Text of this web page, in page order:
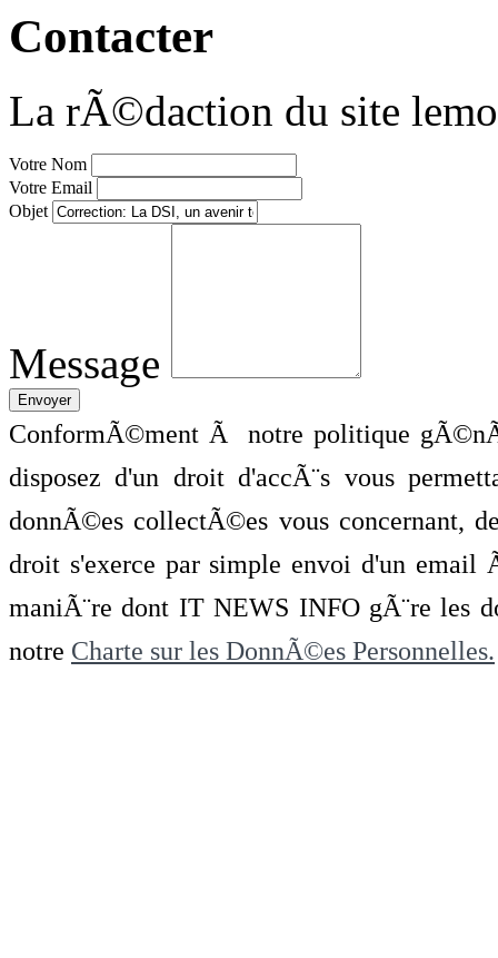
Contacter
La rÃ©daction du site
Votre Nom
Votre Email
Objet
Message
ConformÃ©ment Ã notre politique
disposez d'un droit d'accÃ¨s vous
donnÃ©es collectÃ©es vous concernant,
droit s'exerce par simple envoi d'un
maniÃ¨re dont IT NEWS INFO gÃ¨re les
notre Charte sur les DonnÃ©es Personnelles.